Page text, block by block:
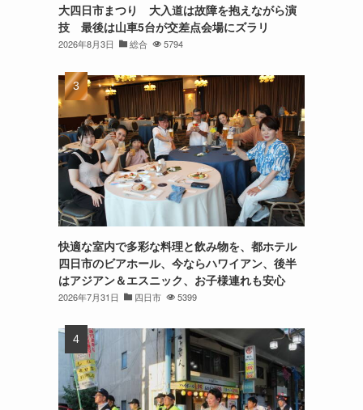
大四日市まつり 大入道は故障を抱えながら演
技 最後は山車5台が交差点会場にズラリ
2026年8月3日 総合 5794
快適な室内で多彩な料理と飲み物を、都ホテル
四日市のビアホール、今ならハワイアン、後半
はアジアン＆エスニック、お子様連れも安心
2026年7月31日 四日市 5399